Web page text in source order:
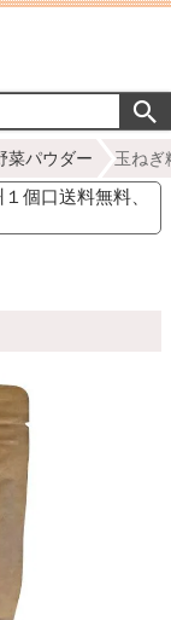
菜パウダー 玉ねぎ
個口送料無料、